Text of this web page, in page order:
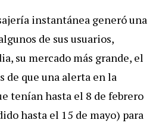
instantánea generó una
de sus usuarios,
su mercado más grande, el
de que una alerta en la
tenían hasta el 8 de febrero
hasta el 15 de mayo) para